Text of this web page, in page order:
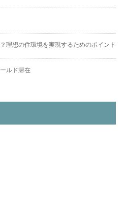
理想の住環境を実現するためのポイント
ルド滞在